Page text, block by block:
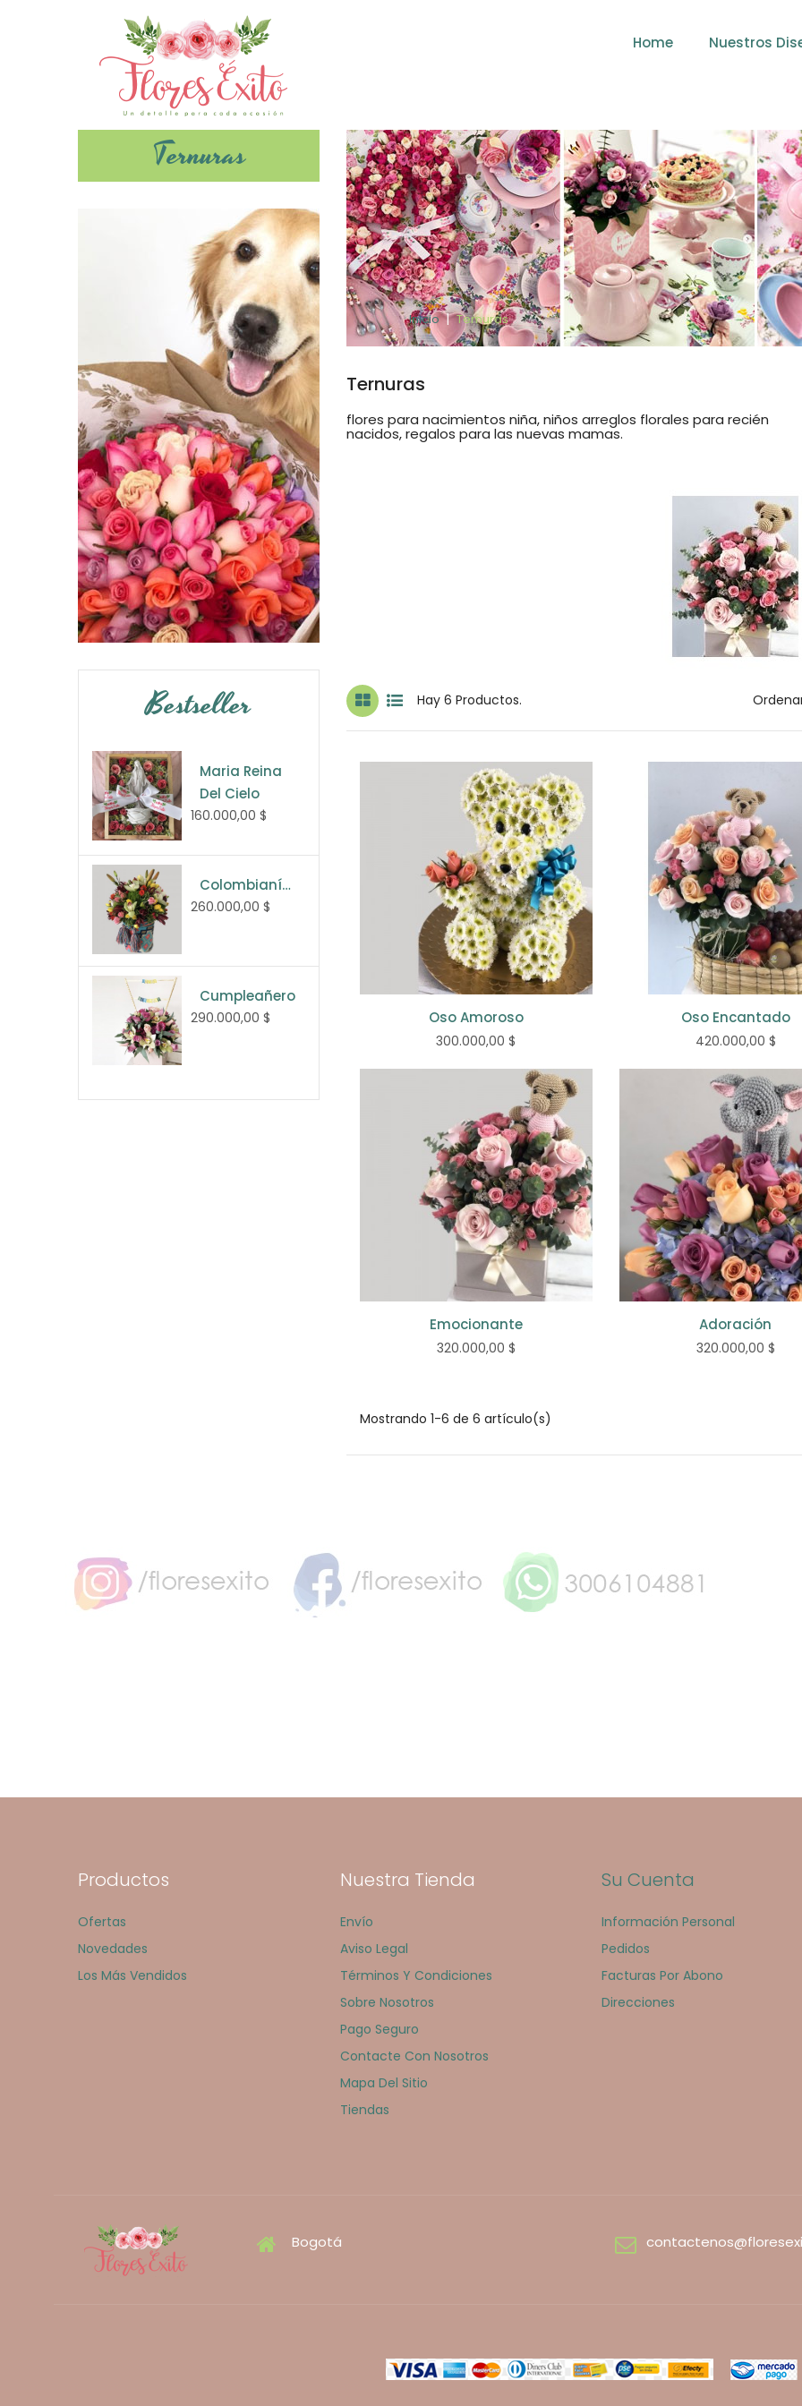
Home Nuestros
Ternuras
Bestseller
Maria Reina
Del Cielo
160.000,00 $
Colombianísimo
260.000,00 $
Cumpleañero
290.000,00 $
Sacrificio
310.000,00 $
Colombianisimo
1
230.000,00 $
Sueño
290.000,00 $
270.000,00 $
Alegría
140.000,00 $
Loco De Amor
250.000,00 $
Inicio Ternuras
Ternuras
flores para nacimientos niña, niños arreglos florales para recién
nacidos, regalos para las nuevas mamas.
Hay 6 Productos.
Oso Amoroso
300.000,00 $
Oso Encantado
420.000,00 $
Emocionante
320.000,00 $
Adoración
320.000,00 $
Mostrando 1-6 de 6 artículo(s)
Productos
Ofertas
Novedades
Los Más Vendidos
Nuestra Tienda
Envío
Aviso Legal
Términos Y Condiciones
Sobre Nosotros
Pago Seguro
Contacte Con Nosotros
Mapa Del Sitio
Tiendas
Su Cuenta
Información Personal
Pedidos
Facturas Por Abono
Direcciones
Bogotá